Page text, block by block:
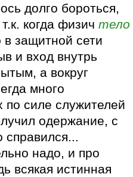
долго бороться,
когда физичтело
в защитной сети
и вход внутрь
а вокруг
много
по силе служителей
одержание, с
надо, и про
всякая истинная